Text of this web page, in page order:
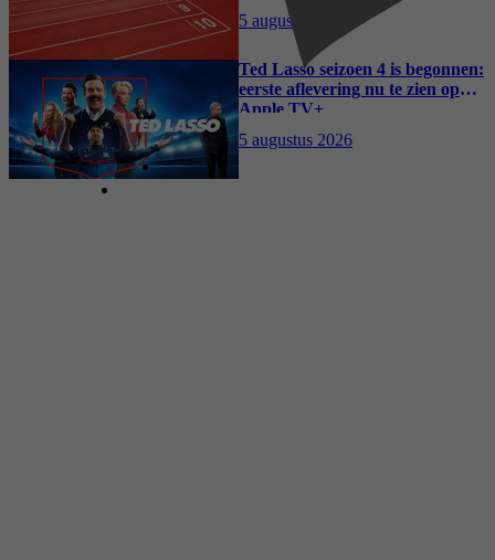
5 augustus 2026
Ted Lasso seizoen 4 is begonnen:
eerste aflevering nu te zien op
Apple TV+
5 augustus 2026